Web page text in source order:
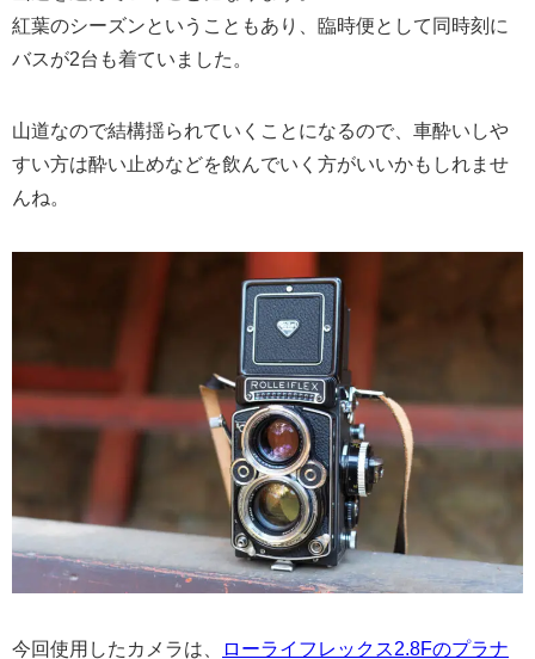
紅葉のシーズンということもあり、臨時便として同時刻に
バスが2台も着ていました。
山道なので結構揺られていくことになるので、車酔いしや
すい方は酔い止めなどを飲んでいく方がいいかもしれませ
んね。
今回使用したカメラは、
ローライフレックス2.8Fのプラナ